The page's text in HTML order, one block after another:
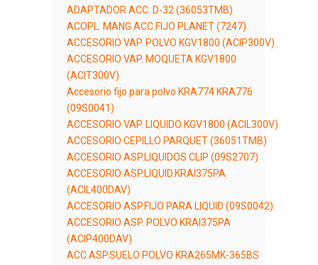
ADAPTADOR ACC. D-32 (36053TMB)
ACOPL. MANG.ACC.FIJO PLANET (7247)
ACCESORIO VAP. POLVO KGV1800 (ACIP300V)
ACCESORIO VAP. MOQUETA KGV1800
(ACIT300V)
Accesorio fijo para polvo KRA774 KRA776
(09S0041)
ACCESORIO VAP. LIQUIDO KGV1800 (ACIL300V)
ACCESORIO CEPILLO PARQUET (36051TMB)
ACCESORIO ASP.LIQUIDOS CLIP (09S2707)
ACCESORIO ASP.LIQUID.KRAI375PA
(ACIL400DAV)
ACCESORIO ASP.FIJO PARA LIQUID (09S0042)
ACCESORIO ASP. POLVO KRAI375PA
(ACIP400DAV)
ACC.ASP.SUELO POLVO KRA265MK-365BS